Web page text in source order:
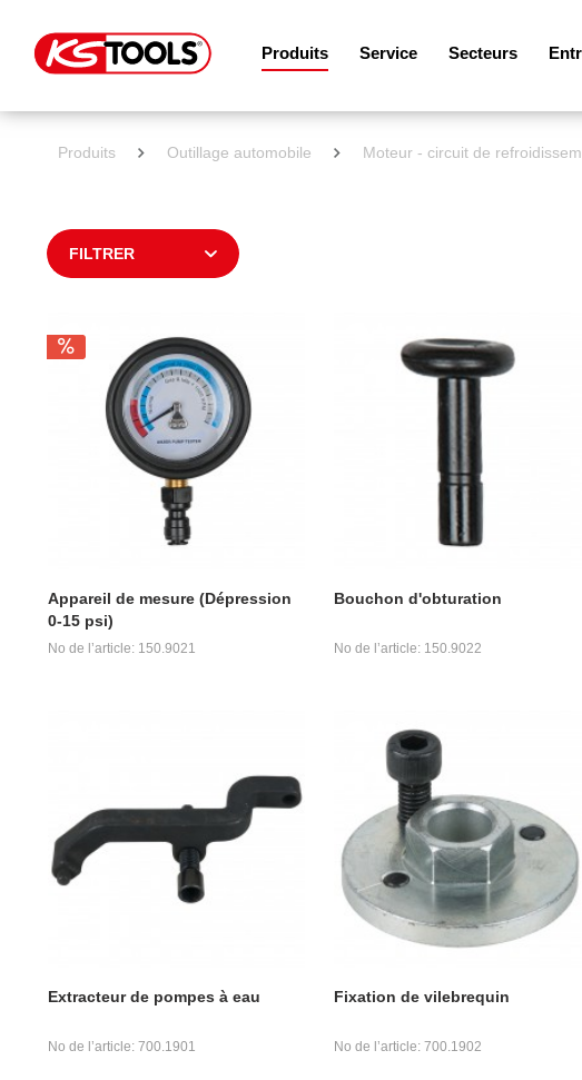
Produits Service Secteurs
Produits Outillage automobile Moteur - circuit de
FILTRER
Appareil de mesure (Dépression
0-15 psi)
No de l’article: 150.9021
Bouchon d'obturation
No de l’article: 150.9022
Extracteur de pompes à eau
No de l’article: 700.1901
Fixation de vilebrequin
No de l’article: 700.1902